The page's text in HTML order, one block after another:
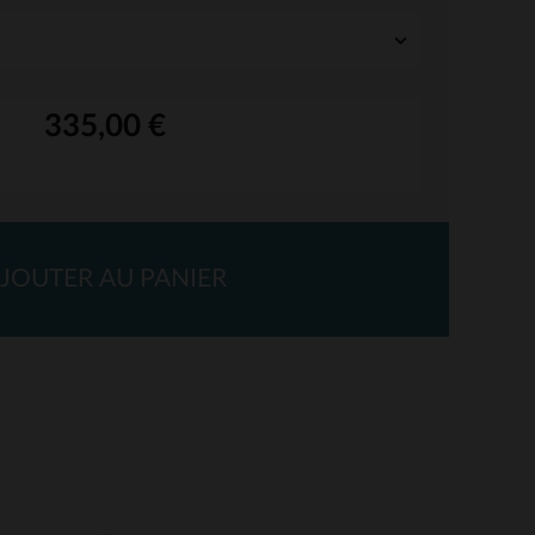
335,00 €
AU PANIER